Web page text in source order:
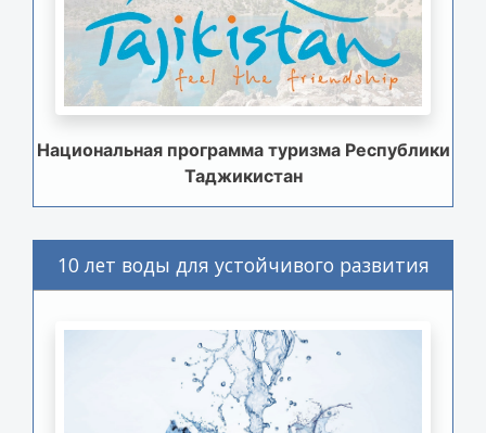
Национальная программа туризма Республики
Таджикистан
10 лет воды для устойчивого развития